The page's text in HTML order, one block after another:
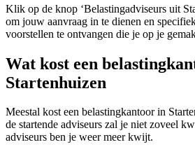
Klik op de knop ‘Belastingadviseurs uit
om jouw aanvraag in te dienen en
voorstellen te ontvangen die je op je
Wat kost een
Startenhuizen
Meestal kost een belastingkantoor in
de startende adviseurs zal je niet zoveel
adviseurs ben je weer meer kwijt.